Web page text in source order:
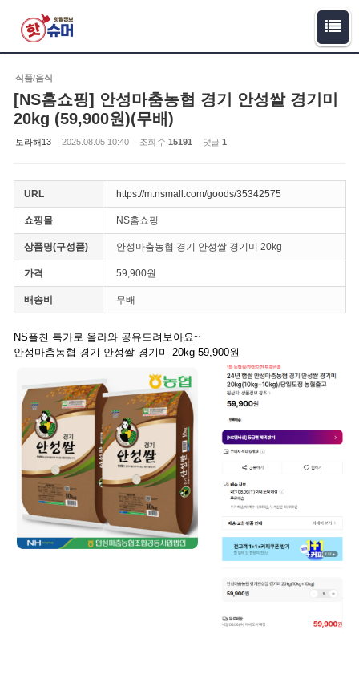
식품/음식
[NS홈쇼핑] 안성마춤농협 경기 안성쌀 경기미
20kg (59,900원)(무배)
보라해13 2025.08.05 10:40 조회 수 15191 댓글 1
URL https://m.nsmall.com/goods/35342575
쇼핑몰 NS홈쇼핑
상품명(구성품) 안성마춤농협 경기 안성쌀 경기미 20kg
가격 59,900원
배송비 무배
NS플친 특가로 올라와 공유드려보아요~
안성마춤농협 경기 안성쌀 경기미 20kg 59,900원